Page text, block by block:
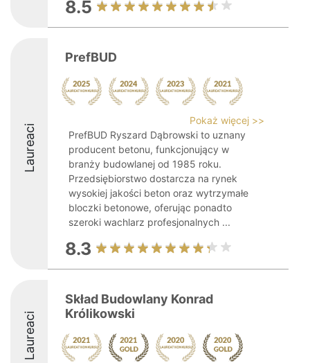
8.5
Laureaci
PrefBUD
Pokaż więcej >>
PrefBUD Ryszard Dąbrowski to uznany
producent betonu, funkcjonujący w
branży budowlanej od 1985 roku.
Przedsiębiorstwo dostarcza na rynek
wysokiej jakości beton oraz wytrzymałe
bloczki betonowe, oferując ponadto
szeroki wachlarz profesjonalnych ...
8.3
Laureaci
Skład Budowlany Konrad
Królikowski